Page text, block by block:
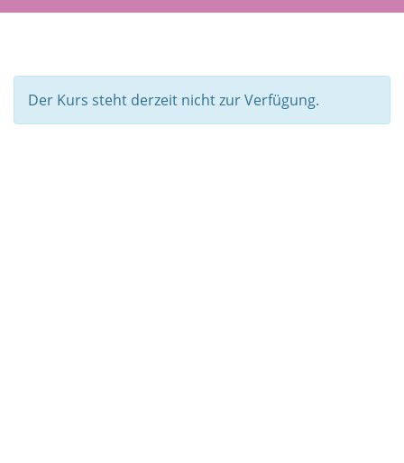
Der Kurs steht derzeit nicht zur Verfügung.